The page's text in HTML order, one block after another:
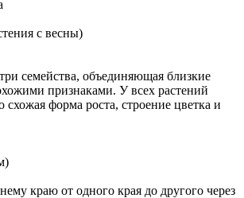
с весны)
семейства, объединяющая близкие
признаками. У всех растений
схожая форма роста, строение цветка и
краю от одного края до другого через